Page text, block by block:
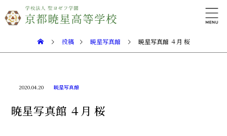
投稿 暁星写真館 暁星写真館 ４月 桜
2020.04.20 暁星写真館
暁星写真館 ４月 桜